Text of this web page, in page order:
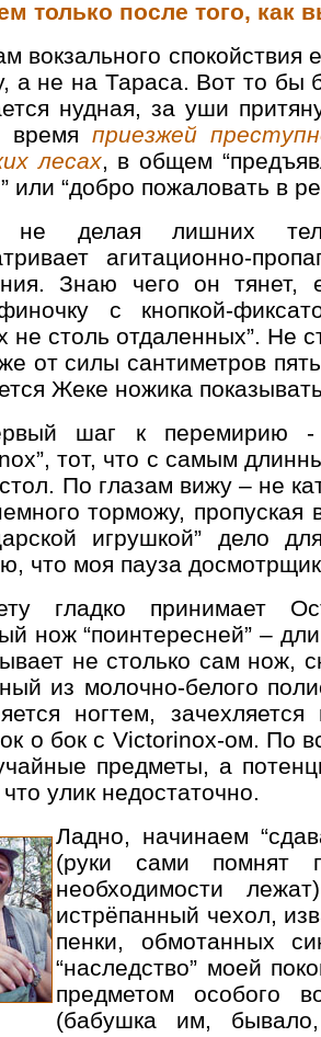
только после того, как
вокзального
а не на Тараса. Вот то бы
нудная, за уши
время приезжей
лесах, в общем
или “добро пожаловать в
делая лишних
агитационно-
Знаю чего он
с кнопкой-
не столь отдаленных”. Не
от силы сантиметров
Жеке ножика
шаг к перемирию
тот, что с самым
По глазам вижу – не
торможу,
игрушкой” дело
что моя пауза
гладко принимает
нож “поинтересней” –
не столько сам нож,
из молочно-белого
ногтем,
о бок с Victorinox-ом. По
предметы, а
улик недостаточно.
Ладно, начинаем
(руки сами помнят
необходимости
истрёпанный чехол,
пенки, обмотанных
“наследство” моей
предметом особого
(бабушка им,